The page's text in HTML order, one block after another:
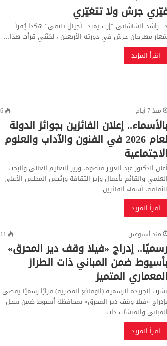
جرش ولا تتغيّري
د . راشد الشاشاني “إرث يمتد.. أجيال تلتقي” هكذا يُقرأ
مهرجان جرش في دورته الأربعين ، لكنّني قرأت هذا…
اقرأ المزيد
منذ 7 أيام 6
إعلان الفائزين بجوائز الدولة
لعام 2026 في الفنون والآداب والعلوم
الاجتماعية
أعلن الدكتور عبد العزيز قنصوة، وزير التعليم العالي والبحث
العلمي والقائم بأعمال وزير الثقافة ورئيس المجلس الأعلى
للثقافة، أسماء الفائزين…
اقرأ المزيد
منذ أسبوعين 11
رسميًا.. إدراج «فيلا وقف دير المحرق»
ضمن المباني ذات الطراز
المعماري المتميز
نشرت الجريدة الرسمية (الوقائع المصرية) قرارًا رسميًا يقضي
بإدراج «فيلا وقف دير المحرق» بمحافظة أسيوط ضمن سجل
المباني والمنشآت ذات…
اقرأ المزيد